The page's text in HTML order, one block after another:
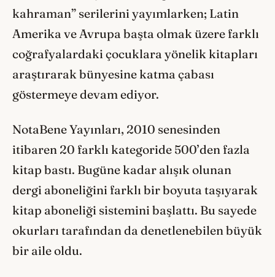
kahraman” serilerini yayımlarken; Latin
Amerika ve Avrupa başta olmak üzere farklı
coğrafyalardaki çocuklara yönelik kitapları
araştırarak bünyesine katma çabası
göstermeye devam ediyor.
NotaBene Yayınları, 2010 senesinden
itibaren 20 farklı kategoride 500’den fazla
kitap bastı. Bugüne kadar alışık olunan
dergi aboneliğini farklı bir boyuta taşıyarak
kitap aboneliği sistemini başlattı. Bu sayede
okurları tarafından da denetlenebilen büyük
bir aile oldu.